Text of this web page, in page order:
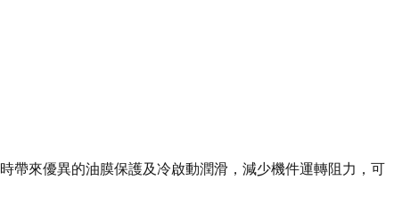
帶來優異的油膜保護及冷啟動潤滑，減少機件運轉阻力，可